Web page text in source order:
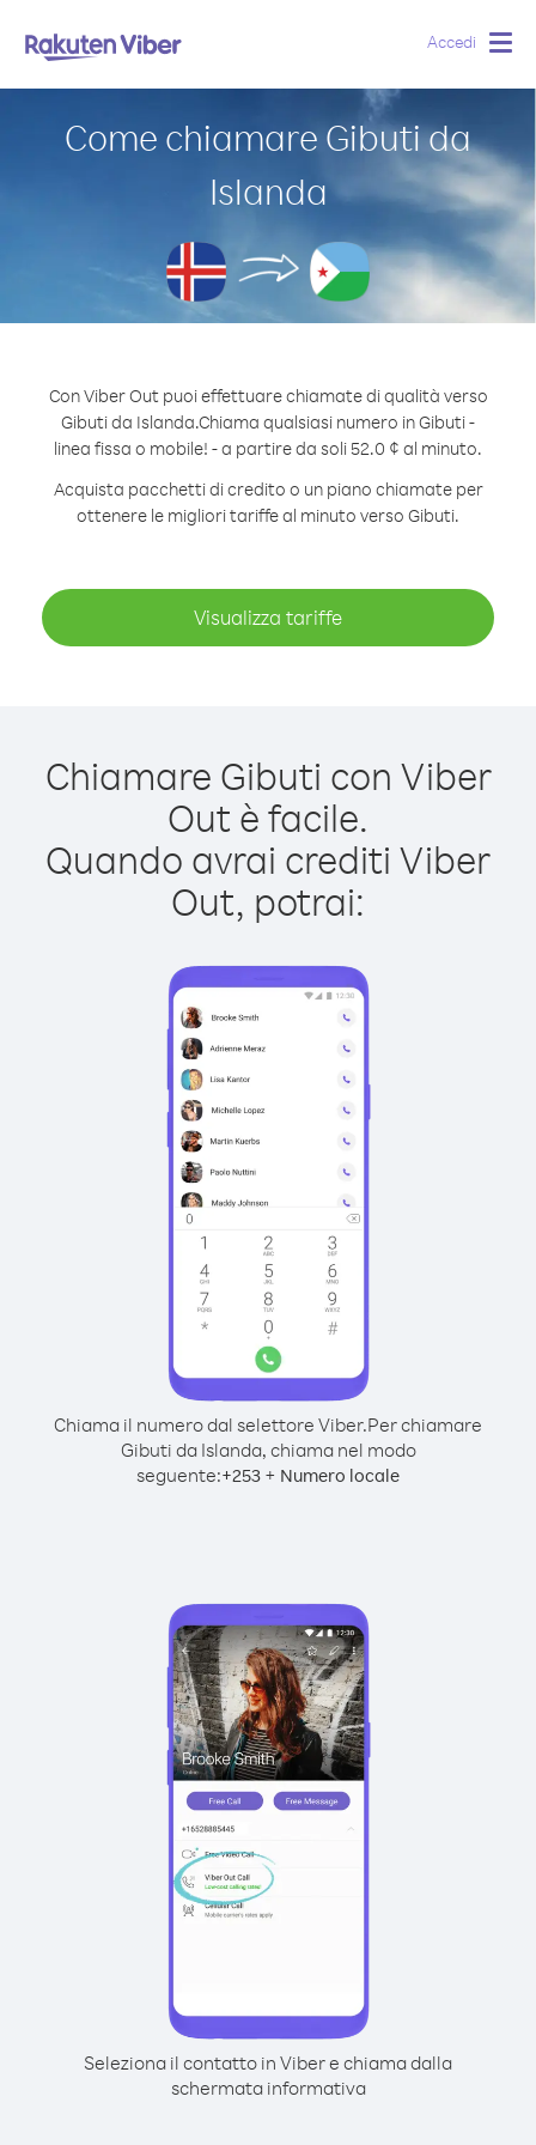
Accedi
Come chiamare Gibuti da
Islanda
Con Viber Out puoi effettuare chiamate di qualità verso
Gibuti da Islanda.Chiama qualsiasi numero in Gibuti -
linea fissa o mobile! - a partire da soli 52.0 ¢ al minuto.
Acquista pacchetti di credito o un piano chiamate per
ottenere le migliori tariffe al minuto verso Gibuti.
Visualizza tariffe
Chiamare Gibuti con Viber
Out è facile.
Quando avrai crediti Viber
Out, potrai:
Chiama il numero dal selettore Viber.Per chiamare
Gibuti da Islanda, chiama nel modo
seguente:+253 + Numero locale
Seleziona il contatto in Viber e chiama dalla
schermata informativa